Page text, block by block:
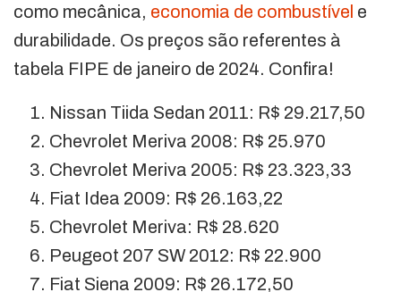
como mecânica, economia de combustível e
durabilidade. Os preços são referentes à
tabela FIPE de janeiro de 2024. Confira!
Nissan Tiida Sedan 2011: R$ 29.217,50
Chevrolet Meriva 2008: R$ 25.970
Chevrolet Meriva 2005: R$ 23.323,33
Fiat Idea 2009: R$ 26.163,22
Chevrolet Meriva: R$ 28.620
Peugeot 207 SW 2012: R$ 22.900
Fiat Siena 2009: R$ 26.172,50